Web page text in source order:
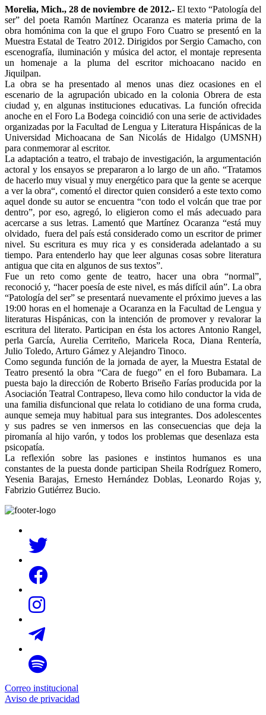
Morelia, Mich., 28 de noviembre de 2012.- El texto “Patología del
ser” del poeta Ramón Martínez Ocaranza es materia prima de la
obra homónima con la que el grupo Foro Cuatro se presentó en la
Muestra Estatal de Teatro 2012. Dirigidos por Sergio Camacho, con
escenografía, iluminación y música del actor, el montaje representa
un homenaje a la pluma del escritor michoacano nacido en
Jiquilpan.
La obra se ha presentado al menos unas diez ocasiones en el
escenario de la agrupación ubicado en la colonia Obrera de esta
ciudad y, en algunas instituciones educativas. La función ofrecida
anoche en el Foro La Bodega coincidió con una serie de actividades
organizadas por la Facultad de Lengua y Literatura Hispánicas de la
Universidad Michoacana de San Nicolás de Hidalgo (UMSNH)
para conmemorar al escritor.
La adaptación a teatro, el trabajo de investigación, la argumentación
actoral y los ensayos se prepararon a lo largo de un año. “Tratamos
de hacerlo muy visual y muy energético para que la gente se acerque
a ver la obra“, comentó el director quien consideró a este texto como
aquel donde su autor se encuentra “con todo el volcán que trae por
dentro”, por eso, agregó, lo eligieron como el más adecuado para
acercarse a sus letras. Lamentó que Martínez Ocaranza “está muy
olvidado, fuera del país está considerado como un escritor de primer
nivel. Su escritura es muy rica y es considerada adelantado a su
tiempo. Para entenderlo hay que leer algunas cosas sobre literatura
antigua que cita en algunos de sus textos”.
Fue un reto como gente de teatro, hacer una obra “normal”,
reconoció y, “hacer poesía de este nivel, es más difícil aún”. La obra
“Patología del ser” se presentará nuevamente el próximo jueves a las
19:00 horas en el homenaje a Ocaranza en la Facultad de Lengua y
literaturas Hispánicas, con la intención de promover y revalorar la
escritura del literato. Participan en ésta los actores Antonio Rangel,
perla García, Aurelia Cerriteño, Maricela Roca, Diana Rentería,
Julio Toledo, Arturo Gámez y Alejandro Tinoco.
Como segunda función de la jornada de ayer, la Muestra Estatal de
Teatro presentó la obra “Cara de fuego” en el foro Bubamara. La
puesta bajo la dirección de Roberto Briseño Farías producida por la
Asociación Teatral Contrapeso, lleva como hilo conductor la vida de
una familia disfuncional que relata lo cotidiano de una forma cruda,
aunque semeja muy habitual para sus integrantes. Dos adolescentes
y sus padres se ven inmersos en las consecuencias que deja la
piromanía al hijo varón, y todos los problemas que desenlaza esta
psicopatía.
La reflexión sobre las pasiones e instintos humanos es una
constantes de la puesta donde participan Sheila Rodríguez Romero,
Yesenia Barajas, Ernesto Hernández Doblas, Leonardo Rojas y,
Fabrizio Gutiérrez Bucio.
Correo institucional
Aviso de privacidad